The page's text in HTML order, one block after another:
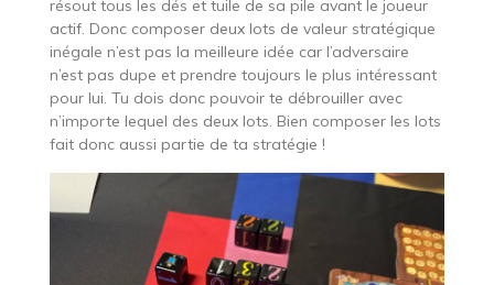
résout tous les dés et tuile de sa pile avant le joueur
actif. Donc composer deux lots de valeur stratégique
inégale n’est pas la meilleure idée car l’adversaire
n’est pas dupe et prendre toujours le plus intéressant
pour lui. Tu dois donc pouvoir te débrouiller avec
n’importe lequel des deux lots. Bien composer les lots
fait donc aussi partie de ta stratégie !